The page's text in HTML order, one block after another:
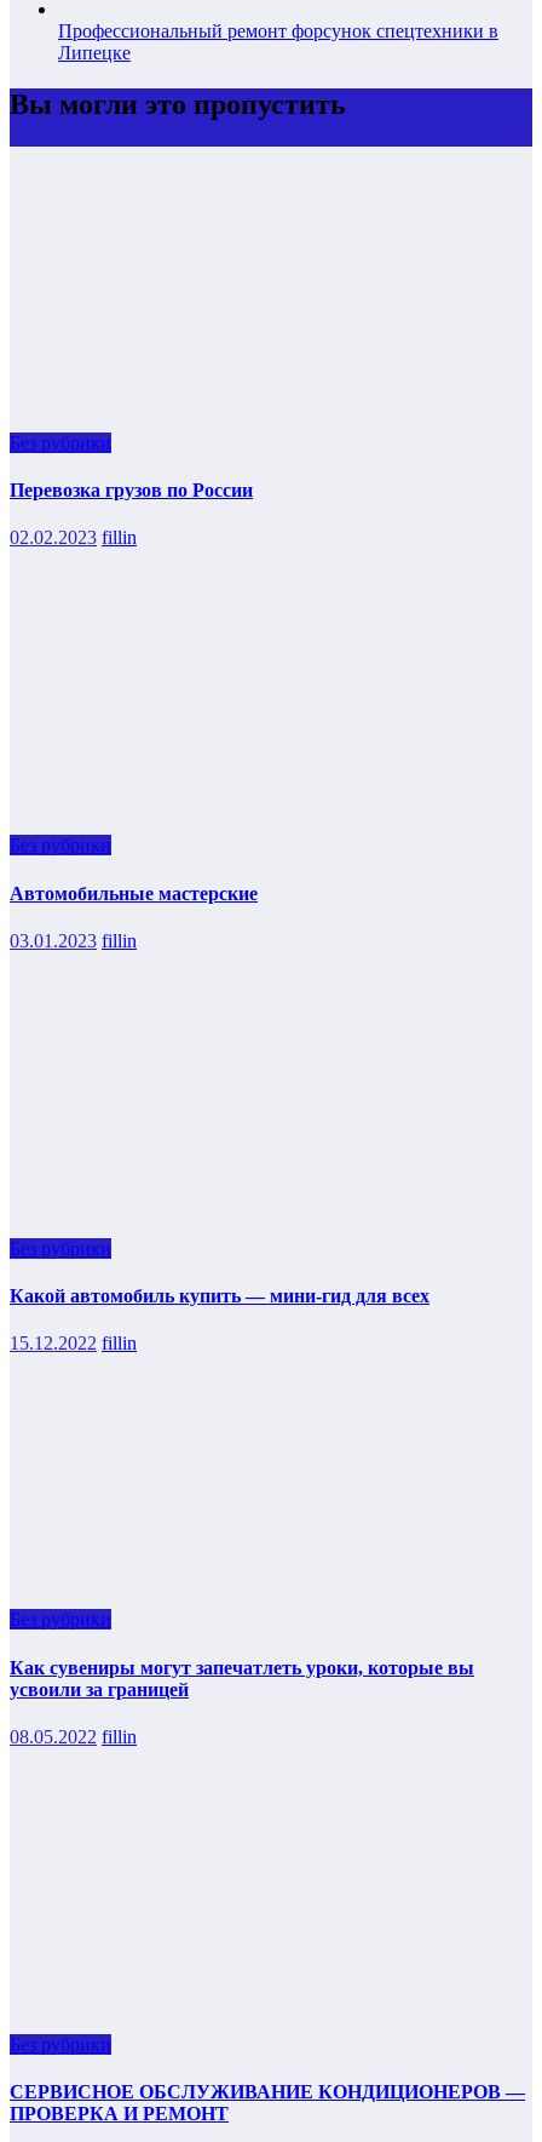
Профессиональный ремонт форсунок спецтехники в
Липецке
Вы могли это пропустить
Без рубрики
Перевозка грузов по России
02.02.2023 fillin
Без рубрики
Автомобильные мастерские
03.01.2023 fillin
Без рубрики
Какой автомобиль купить — мини-гид для всех
15.12.2022 fillin
Без рубрики
Как сувениры могут запечатлеть уроки, которые вы
усвоили за границей
08.05.2022 fillin
Без рубрики
СЕРВИСНОЕ ОБСЛУЖИВАНИЕ КОНДИЦИОНЕРОВ —
ПРОВЕРКА И РЕМОНТ